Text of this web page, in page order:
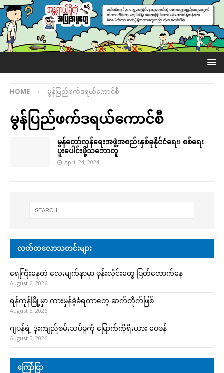
HOME မွန်ပြည်ဖက်ဒရယ်ကောင်စီ
မွန်ပြည်ဖက်ဒရယ်ကောင်စီ
မွန်တော်လှန်ရေးအဖွဲ့အစည်းနှစ်ခုနိုင်ငံရေး၊ စစ်ရေး
ပူးပေါင်းဖို့သဘောတူ
April 24, 2024
လတ်တလောသတင်းများ
ရေကြီးနေတဲ့ လေးမျက်နှာမှာ ဖုန်းလိုင်းတွေ ပြတ်တောက်နေ
August 6, 2026
ရန်ကုန်မြို့မှာ ကားမှန်ခွဲခံရတာတွေ ဆက်တိုက်ဖြစ်
August 5, 2026
ဂျပန်ရဲ့ ဒုံးကျည်စမ်းသပ်မှုကို မြောက်ကိုရီးယား ဝေဖန်
August 5, 2026
ကြော်ငြာ